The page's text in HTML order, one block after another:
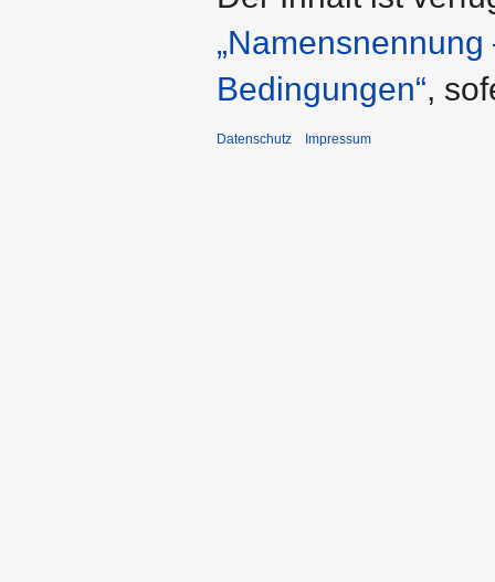
Bedingungen“,
Datenschutz Impressum